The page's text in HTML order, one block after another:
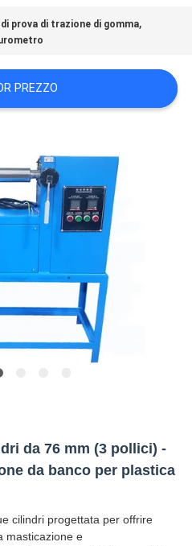
prova di trazione di gomma,
PREZZO
da 76 mm (3 pollici) -
da banco per plastica
cilindri progettata per offrire
masticazione e